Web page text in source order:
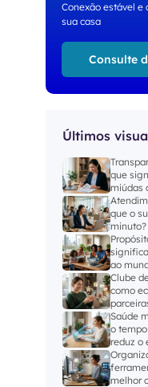
Conexão estável e
sua casa
Consulte
Últimos
que
miúdas
que o
minuto?
ao
Clube
como
Saúde
o
reduz o
melhor